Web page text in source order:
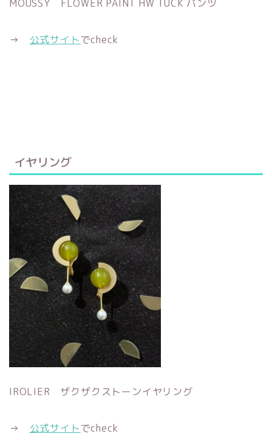
MOUSSY FLOWER PAINT HW TUCK パンツ
→ 公式サイトでcheck
イヤリング
IROLIER ザクザクストーンイヤリング
→ 公式サイトでcheck